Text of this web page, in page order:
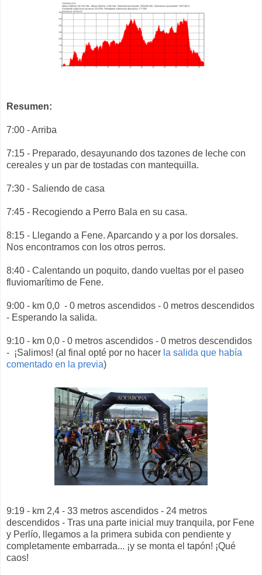
Resumen:
7:00 - Arriba
7:15 - Preparado, desayunando dos tazones de leche con
cereales y un par de tostadas con mantequilla.
7:30 - Saliendo de casa
7:45 - Recogiendo a Perro Bala en su casa.
8:15 - Llegando a Fene. Aparcando y a por los dorsales.
Nos encontramos con los otros perros.
8:40 - Calentando un poquito, dando vueltas por el paseo
fluviomarítimo de Fene.
9:00 - km 0,0 - 0 metros ascendidos - 0 metros descendidos
- Esperando la salida.
9:10 - km 0,0 - 0 metros ascendidos - 0 metros descendidos
- ¡Salimos! (al final opté por no hacer la salida que había
comentado en la previa)
9:19 - km 2,4 - 33 metros ascendidos - 24 metros
descendidos - Tras una parte inicial muy tranquila, por Fene
y Perlío, llegamos a la primera subida con pendiente y
completamente embarrada... ¡y se monta el tapón! ¡Qué
caos!